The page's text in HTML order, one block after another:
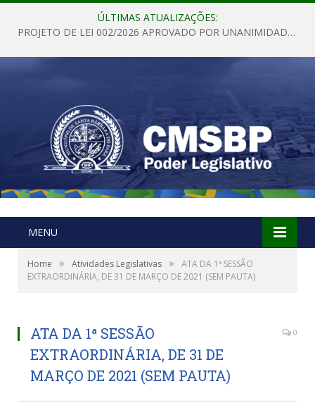
ÚLTIMAS ATUALIZAÇÕES:
PROJETO DE LEI 002/2026 APROVADO POR UNANIMIDADE EM SESSÃO ORDINÁRIA NESTA QUINTA – FEIRA 28 DE MAIO DE 2026
MENU
Home » Atividades Legislativas »
ATA DA 1ª SESSÃO
EXTRAORDINÁRIA, DE 31 DE MARÇO DE 2021 (SEM PAUTA)
ATA DA 1ª SESSÃO
EXTRAORDINÁRIA, DE 31 DE
MARÇO DE 2021 (SEM PAUTA)
0